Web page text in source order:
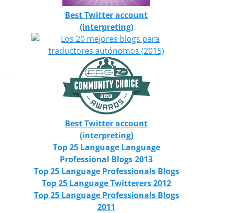
Best Twitter account
(interpreting)
Best Twitter account
(interpreting)
Top 25 Language Language
Professional Blogs 2013
Top 25 Language Professionals Blogs
Top 25 Language Twitterers 2012
Top 25 Language Professionals Blogs
2011